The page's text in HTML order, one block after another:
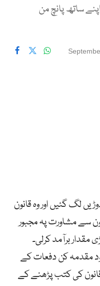
ساتھ پانچ من
لگ گئیں اور وہ قانون
سے مشاورت پہ مجبور
برآمد کرلی۔
مقدمہ کن دفعات کے
کی کتب پڑھنے کے